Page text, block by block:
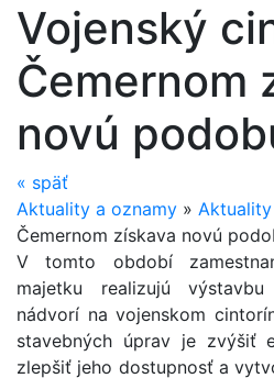
Vojenský
Čemernom
novú
« späť
Aktuality a oznamy » Aktuality
Čemernom získava novú
V tomto období
majetku realizujú
nádvorí na vojenskom
stavebných úprav je zvýšiť
zlepšiť jeho dostupnosť a